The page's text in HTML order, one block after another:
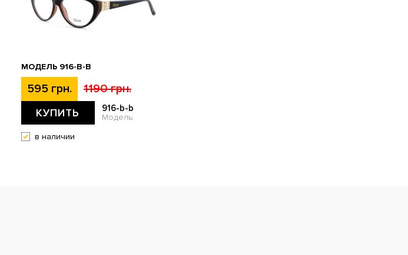
МОДЕЛЬ 916-B-B
595 грн. 1190 грн.
КУПИТЬ 916-b-b
Модель
в наличии